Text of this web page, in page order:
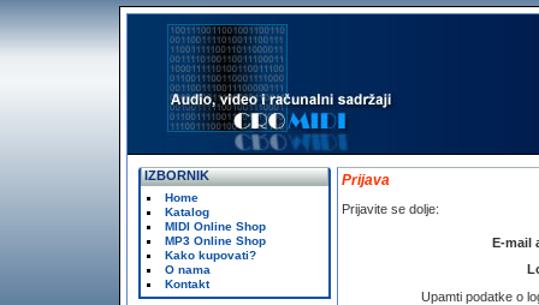
IZBORNIK
Home
Katalog
MIDI Online Shop
MP3 Online Shop
Kako kupovati?
O nama
Kontakt
Prijava
Prijavite se dolje:
E-mail
Upamti podatke o